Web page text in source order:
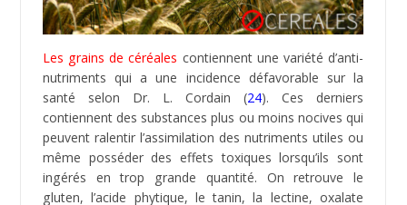
contaminants de la chaîne alimentaire (groupe
CONTAM).
Les discours publicitaires de l’industrie agro-
alimentaire vantant les céréales comme “aliment-
santé”, devraient nous inciter à davantage de vigilance
sur la présence soit disant indispensable
de ces produits dans nos assiettes.
Il y a plus de 45 ans, un médecin britannique John
Yudkin déclarait: “les céréales ne sont pas le socle de
l’alimentation humaine mais plutôt un aliment